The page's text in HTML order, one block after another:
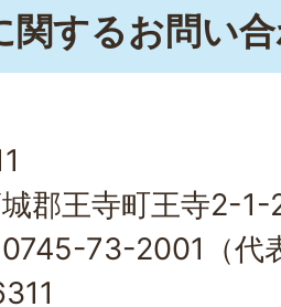
関するお問い
郡王寺町王寺2-
0745-73-2001（